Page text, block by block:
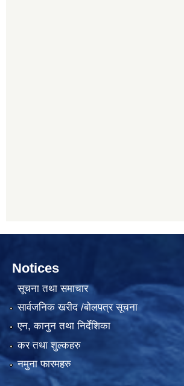
Notices
सूचना तथा समाचार
सार्वजनिक खरीद /बोलपत्र सूचना
एन, कानुन तथा निर्देशिका
कर तथा शुल्कहरु
नमुना फारमहरु